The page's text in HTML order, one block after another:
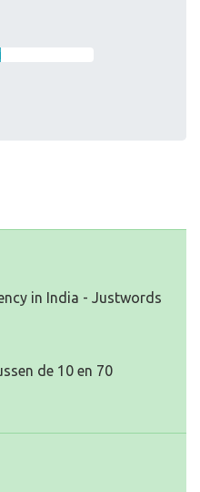
in India - Justwords
de 10 en 70